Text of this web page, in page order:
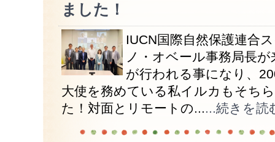
ました！
IUCN国際自然保護連合
ノ・オベール事務局長
が行われる事になり、
大使を務めている私イルカもそち
た！対面とリモートの......続きを読